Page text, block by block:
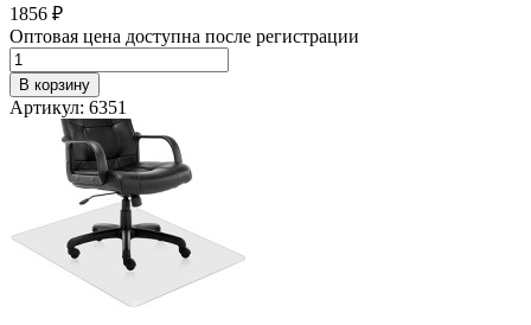
1856 ₽
Оптовая цена доступна после регистрации
В корзину
Артикул: 6351